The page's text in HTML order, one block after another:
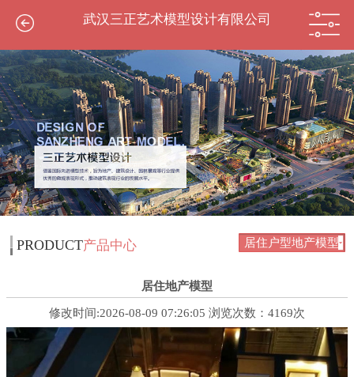
武汉三正艺术模型设计有限公司
居住户型地产模型
PRODUCT产品中心
居住地产模型
修改时间:2026-08-09 07:26:05 浏览次数：4169次